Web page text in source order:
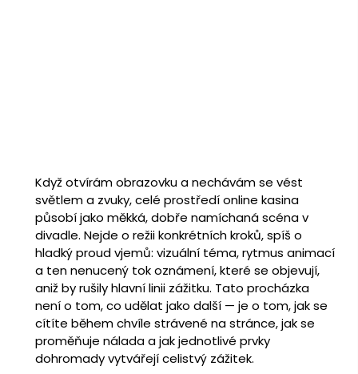
Když otvírám obrazovku a nechávám se vést
světlem a zvuky, celé prostředí online kasina
působí jako měkká, dobře namíchaná scéna v
divadle. Nejde o režii konkrétních kroků, spíš o
hladký proud vjemů: vizuální téma, rytmus animací
a ten nenucený tok oznámení, které se objevují,
aniž by rušily hlavní linii zážitku. Tato procházka
není o tom, co udělat jako další — je o tom, jak se
cítíte během chvíle strávené na stránce, jak se
proměňuje nálada a jak jednotlivé prvky
dohromady vytvářejí celistvý zážitek.